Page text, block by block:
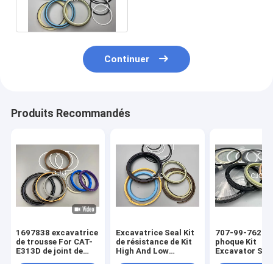
Continuer
Produits Recommandés
1697838 excavatrice
de trousse For CAT-
E313D de joint de
Excavatrice Seal Kit
de résistance de Kit
High And Low
707-99-76260
phoque Kit
Excavator